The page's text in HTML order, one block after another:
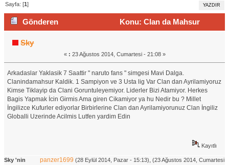
YAZDIR
Sayfa: [1]
Gönderen
Konu: Clan da Mahsur
Kadik Yardim Edin! (Okunma sayısı 2217 defa)
Sky
« : 23 Ağustos 2014, Cumartesi - 21:08 »
Arkadaslar Yaklasik 7 Saattir " naruto fans " simgesi Mavi Dalga.
Clanindamahsur Kaldik. 1 Sampiyon ve 3 Usta lig Var Clan dan Ayrilamiyoruz
Kimse Tiklayip da Clani Goruntuleyemiyor. Liderler Bizi Atamiyor. Herkes
Bagis Yapmak İcin Girmis Ama giren Cikamiyor ya hu Nedir bu ? Millet
İngilizce Kufurler ediyorlar Birbirlerine Clan dan Ayrilamiyorunuz Clan İngiliz
Globalli Uzerinde Acilmis Lutfen yardim Edin
Kayıtlı
Sky 'nin
panzer1699 (28 Eylül 2014, Pazar - 15:13), (23 Ağustos 2014, Cumartesi